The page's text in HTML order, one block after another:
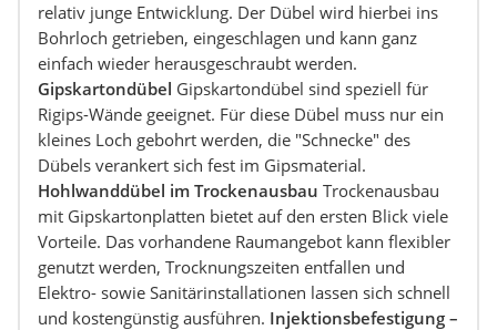
relativ junge Entwicklung. Der Dübel wird hierbei ins
Bohrloch getrieben, eingeschlagen und kann ganz
einfach wieder herausgeschraubt werden.
Gipskartondübel Gipskartondübel sind speziell für
Rigips-Wände geeignet. Für diese Dübel muss nur ein
kleines Loch gebohrt werden, die "Schnecke" des
Dübels verankert sich fest im Gipsmaterial.
Hohlwanddübel im Trockenausbau Trockenausbau
mit Gipskartonplatten bietet auf den ersten Blick viele
Vorteile. Das vorhandene Raumangebot kann flexibler
genutzt werden, Trocknungszeiten entfallen und
Elektro- sowie Sanitärinstallationen lassen sich schnell
und kostengünstig ausführen. Injektionsbefestigung –